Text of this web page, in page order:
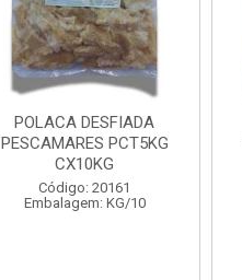
POLACA DESFIADA
PESCAMARES PCT1KG
CX10KG
Código: 20162
Embalagem: KG/10